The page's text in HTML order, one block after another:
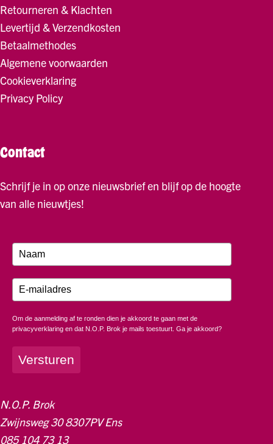
Retourneren & Klachten
Levertijd & Verzendkosten
Betaalmethodes
Algemene voorwaarden
Cookieverklaring
Privacy Policy
Contact
Schrijf je in op onze nieuwsbrief en blijf op de hoogte
van alle nieuwtjes!
Om de aanmelding af te ronden dien je akkoord te gaan met de
privacyverklaring en dat N.O.P. Brok je mails toestuurt. Ga je akkoord?
Versturen
N.O.P. Brok
Zwijnsweg 30 8307PV Ens
085 104 73 13